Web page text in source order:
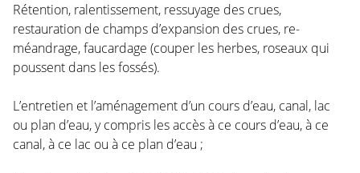
Rétention, ralentissement, ressuyage des crues,
restauration de champs d’expansion des crues, re-
méandrage, faucardage (couper les herbes, roseaux qui
poussent dans les fossés).
L’entretien et l’aménagement d’un cours d’eau, canal, lac
ou plan d’eau, y compris les accès à ce cours d’eau, à ce
canal, à ce lac ou à ce plan d’eau ;